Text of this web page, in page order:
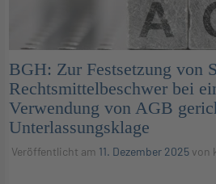
BGH: Zur Festsetzung von
Rechtsmittelbeschwer bei
Verwendung von AGB
Unterlassungsklage
Veröffentlicht am 11. Dezember 2025von